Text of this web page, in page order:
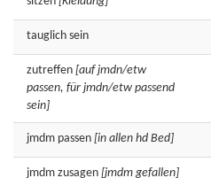
tauglich sein
zutreffen [auf jmdn/etw
passen, für jmdn/etw passend
sein]
jmdm passen [in allen hd Bed]
jmdm zusagen [jmdm gefallen]